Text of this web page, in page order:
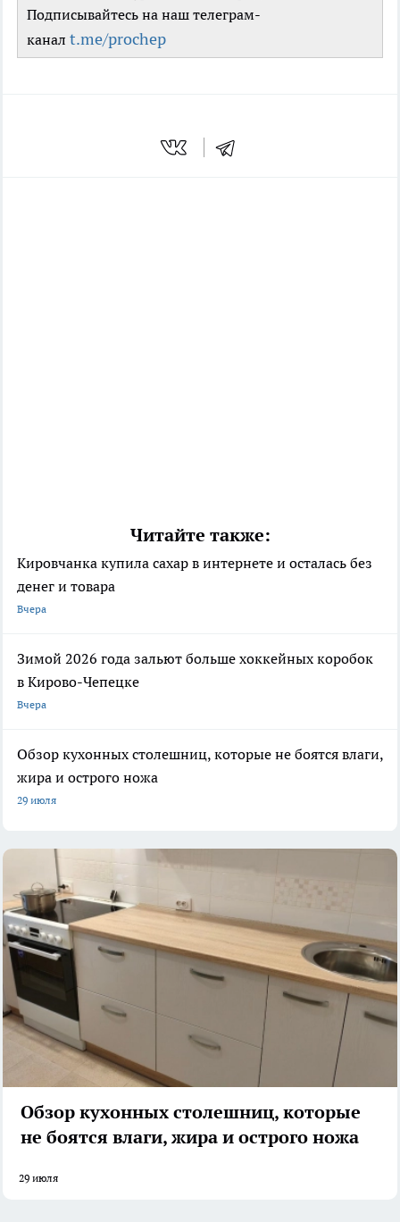
Подписывайтесь на наш телеграм-
канал t.me/prochep
Читайте также:
Кировчанка купила сахар в интернете и осталась без
денег и товара
Вчера
Зимой 2026 года зальют больше хоккейных коробок
в Кирово-Чепецке
Вчера
Обзор кухонных столешниц, которые не боятся влаги,
жира и острого ножа
29 июля
Обзор кухонных столешниц, которые
не боятся влаги, жира и острого ножа
29 июля